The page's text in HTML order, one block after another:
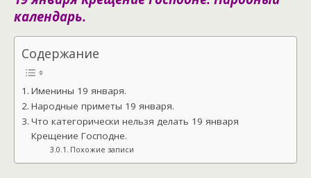
календарь.
Содержание
Именины 19 января.
Народные приметы 19 января.
Что категорически нельзя делать 19 января
Крещение Господне.
Похожие записи